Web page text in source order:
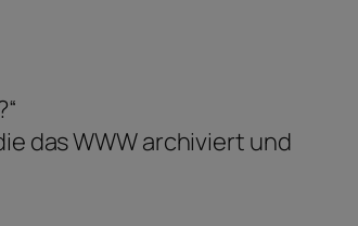
das WWW archiviert und